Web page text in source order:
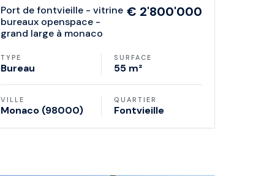
port de fontvieille - vitrine
bureaux openspace -
grand large à monaco
€ 2'800'000
TYPE
Bureau
SURFACE
55 m²
VILLE
Monaco (98000)
QUARTIER
Fontvieille